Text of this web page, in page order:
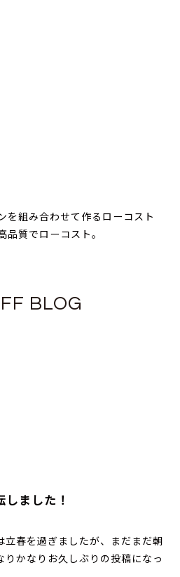
を組み合わせて作るローコスト
質でローコスト。
BLOG
ました！
春を過ぎましたが、まだまだ朝
かなりお久しぶりの投稿になっ